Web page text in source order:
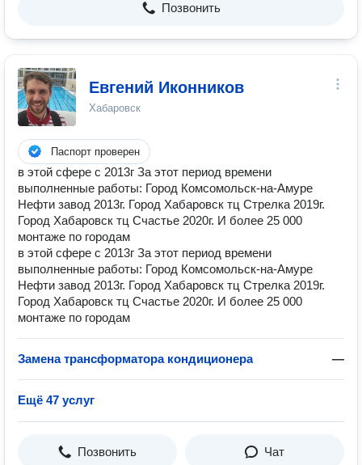
Позвонить
Евгений Иконников
Хабаровск
Паспорт проверен
в этой сфере с 2013г За этот период времени
выполненные работы: Город Комсомольск-на-Амуре
Нефти завод 2013г. Город Хабаровск тц Стрелка 2019г.
Город Хабаровск тц Счастье 2020г. И более 25 000
монтаже по городам
в этой сфере с 2013г За этот период времени
выполненные работы: Город Комсомольск-на-Амуре
Нефти завод 2013г. Город Хабаровск тц Стрелка 2019г.
Город Хабаровск тц Счастье 2020г. И более 25 000
монтаже по городам
Замена трансформатора кондиционера —
Ещё 47 услуг
Позвонить Чат